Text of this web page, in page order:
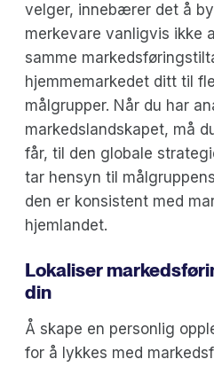
velger, innebærer det å
merkevare vanligvis ikke
samme
hjemmemarkedet ditt til
målgrupper. Når du har
markedslandskapet, må
får, til den globale
tar hensyn til
den er konsistent med
hjemlandet.
Lokaliser
din
Å skape en personlig
for å lykkes med